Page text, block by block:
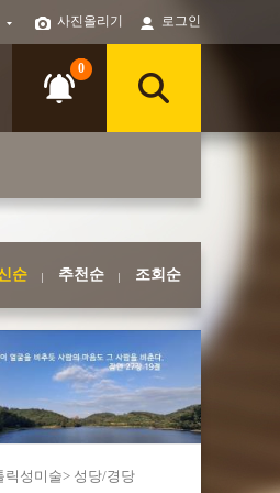
사진올리기 로그인
0
순 추천순 조회순
릭성미술> 성당/경당